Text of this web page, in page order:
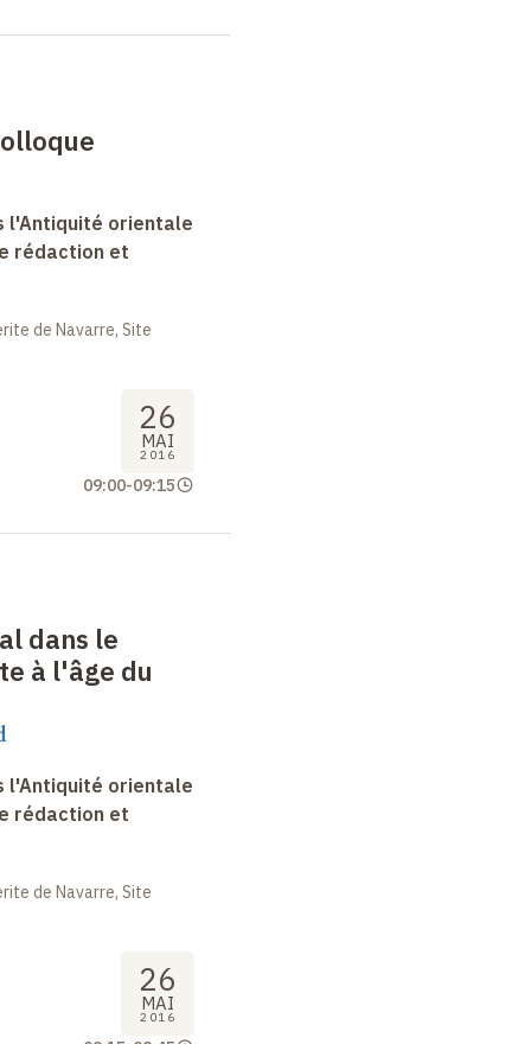
l'Antiquité orientale
rédaction et
de Navarre, Site
26
MAI
2016
09:00-09:15
dans le
à l'âge du
l'Antiquité orientale
rédaction et
de Navarre, Site
26
MAI
2016